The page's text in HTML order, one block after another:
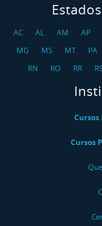
AC AL AM AP
MG
MS MT PA
RN
RO RR
Cursos
Cursos